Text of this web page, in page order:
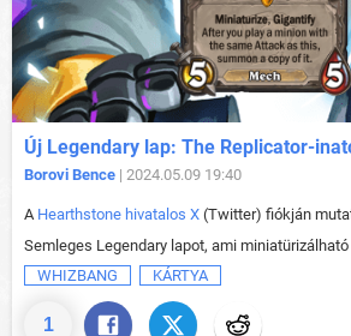
1
Új Legendary lap: The Replicator-
Borovi Bence | 2024.05.09 19:40
A Hearthstone hivatalos X (Twitter) fiókján
Semleges Legendary lapot, ami
WHIZBANG
KÁRTYA